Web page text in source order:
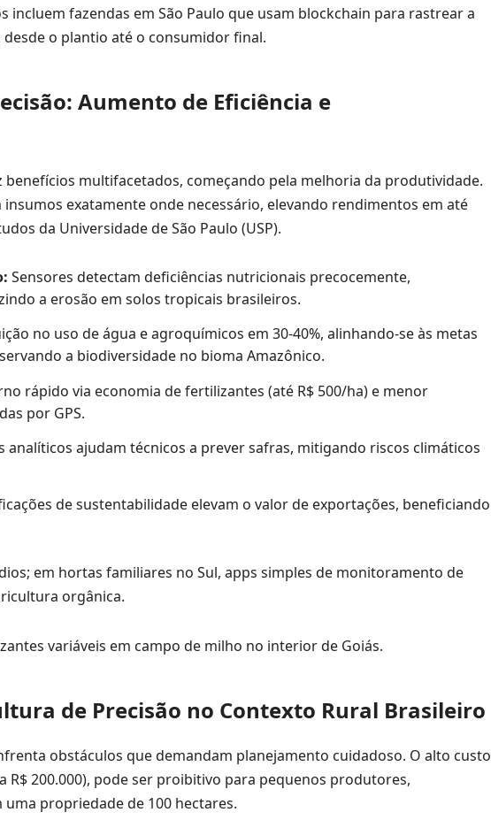
incluem fazendas em São Paulo que usam blockchain para rastrear a
o plantio até o consumidor final.
Aumento de Eficiência e
benefícios multifacetados, começando pela melhoria da produtividade.
exatamente onde necessário, elevando rendimentos em até
da Universidade de São Paulo (USP).
Sensores detectam deficiências nutricionais precocemente,
a erosão em solos tropicais brasileiros.
no uso de água e agroquímicos em 30-40%, alinhando-se às metas
a biodiversidade no bioma Amazônico.
rápido via economia de fertilizantes (até R$ 500/ha) e menor
por GPS.
analíticos ajudam técnicos a prever safras, mitigando riscos climáticos
de sustentabilidade elevam o valor de exportações, beneficiando
em hortas familiares no Sul, apps simples de monitoramento de
orgânica.
variáveis em campo de milho no interior de Goiás.
de Precisão no Contexto Rural Brasileiro
obstáculos que demandam planejamento cuidadoso. O alto custo
R$ 200.000), pode ser proibitivo para pequenos produtores,
propriedade de 100 hectares.